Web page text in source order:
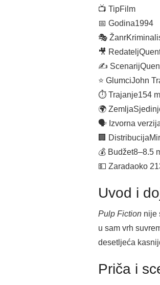
📺 TipFilm
📅 Godina1994
🎭 Žanr
🎥 Redatelj
✍️ Scenarij
⭐ GlumciJohn
⏱ Trajanje154
🌍 Zemlja
🗣 Izvorna
🏢 Distribucija
💰 Budžet8–8.5
💵 Zaradaoko
Uvod i
Pulp Fiction nije
u sam vrh
desetljeća
Priča i